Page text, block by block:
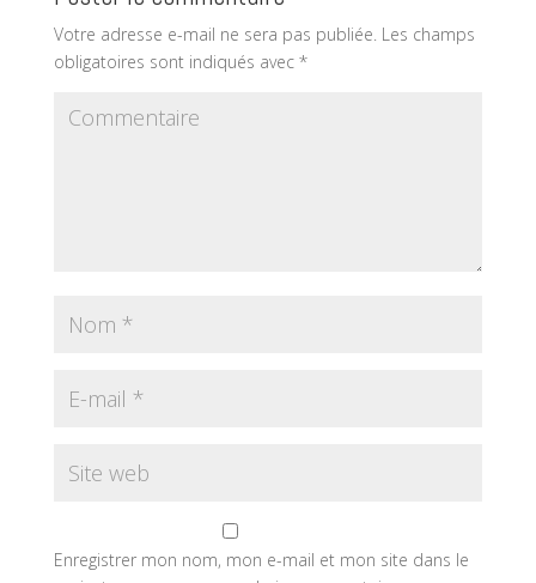
Votre adresse e-mail ne sera pas publiée. Les champs
obligatoires sont indiqués avec *
Enregistrer mon nom, mon e-mail et mon site dans le